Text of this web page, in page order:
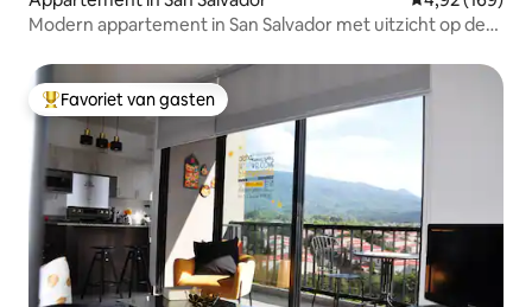
Modern appartement in San Salvador met uitzicht op de
Topfavoriet van gasten
Favoriet van gasten